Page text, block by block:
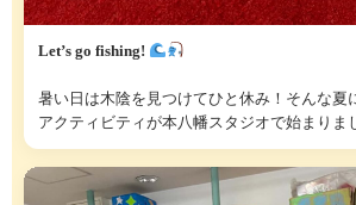
Let’s go fishing!
暑い日は木陰を見つけてひと休み！そんな夏
アクティビティが本八幡スタジオで始まりま